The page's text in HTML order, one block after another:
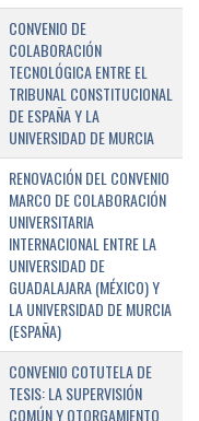
CONVENIO DE
COLABORACIÓN
TECNOLÓGICA ENTRE EL
TRIBUNAL CONSTITUCIONAL
DE ESPAÑA Y LA
UNIVERSIDAD DE MURCIA
RENOVACIÓN DEL CONVENIO
MARCO DE COLABORACIÓN
UNIVERSITARIA
INTERNACIONAL ENTRE LA
UNIVERSIDAD DE
GUADALAJARA (MÉXICO) Y
LA UNIVERSIDAD DE MURCIA
(ESPAÑA)
CONVENIO COTUTELA DE
TESIS: LA SUPERVISIÓN
COMÚN Y OTORGAMIENTO